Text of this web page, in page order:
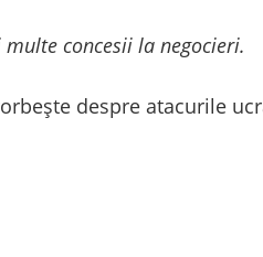
concesii la negocieri.
despre atacurile